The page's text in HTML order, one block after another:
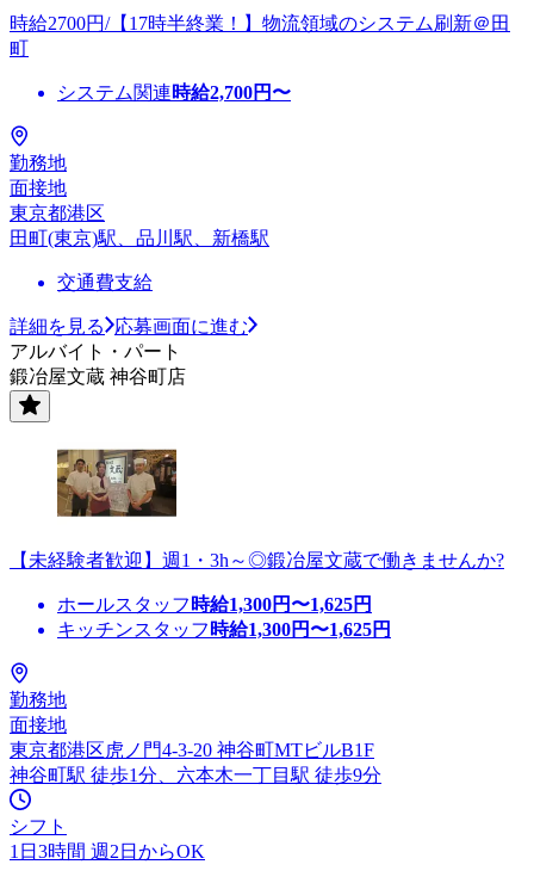
時給2700円/【17時半終業！】物流領域のシステム刷新＠田
町
システム関連時給2,700円〜
勤務地
面接地
東京都港区
田町(東京)駅、品川駅、新橋駅
交通費支給
詳細を見る
応募画面に進む
アルバイト・パート
鍛冶屋文蔵 神谷町店
【未経験者歓迎】週1・3h～◎鍛冶屋文蔵で働きませんか?
ホールスタッフ 時給1,300円〜1,625円
キッチンスタッフ 時給1,300円〜1,625円
勤務地
面接地
東京都港区虎ノ門4-3-20 神谷町MTビルB1F
神谷町駅 徒歩1分、六本木一丁目駅 徒歩9分
シフト
1日3時間 週2日からOK